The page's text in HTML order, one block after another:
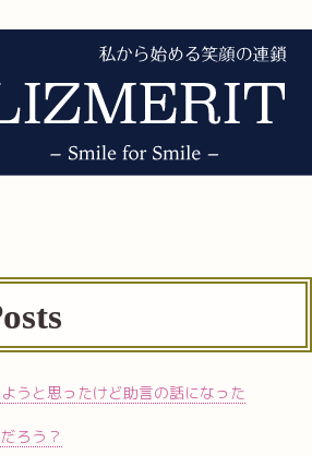
うと思ったけど助言の話になった
ろう？